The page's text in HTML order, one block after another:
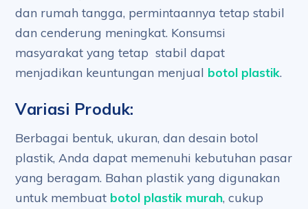
dan rumah tangga, permintaannya tetap stabil
dan cenderung meningkat. Konsumsi
masyarakat yang tetap stabil dapat
menjadikan keuntungan menjual botol plastik.
Variasi Produk:
Berbagai bentuk, ukuran, dan desain botol
plastik, Anda dapat memenuhi kebutuhan pasar
yang beragam. Bahan plastik yang digunakan
untuk membuat botol plastik murah, cukup